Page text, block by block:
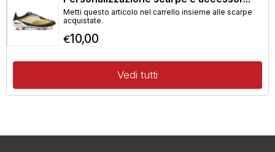
Metti questo articolo nel carrello insieme alle scarpe
acquistate.
€10,00
Vedi tutti